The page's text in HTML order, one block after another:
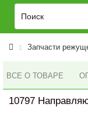
Запчасти
ВСЕ О ТОВАРЕ
10797